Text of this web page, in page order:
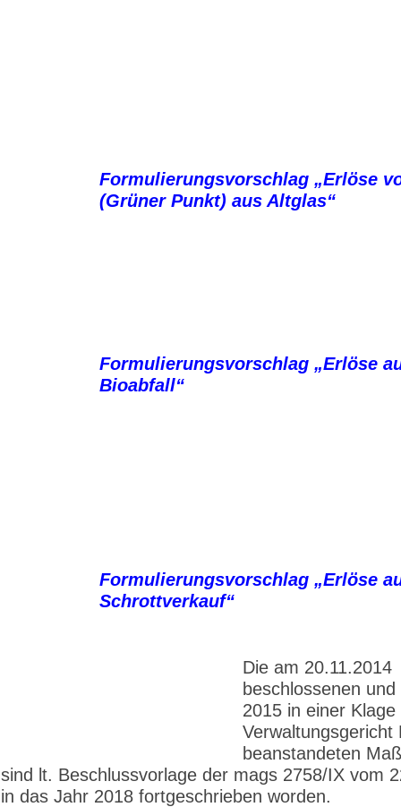
Formulierungsvorschlag „Erlöse
(Grüner Punkt) aus Altglas“
Formulierungsvorschlag „Erlöse
Bioabfall“
Formulierungsvorschlag „Erlöse
Schrottverkauf“
Die am 20.11.2014
beschlossenen
2015 in einer
Verwaltungsgericht
beanstandeten
sind lt. Beschlussvorlage der mags 2758/IX vom
in das Jahr 2018 fortgeschrieben worden.